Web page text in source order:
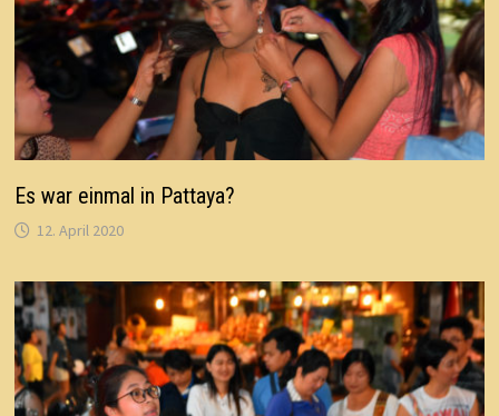
Es war einmal in Pattaya?
12. April 2020